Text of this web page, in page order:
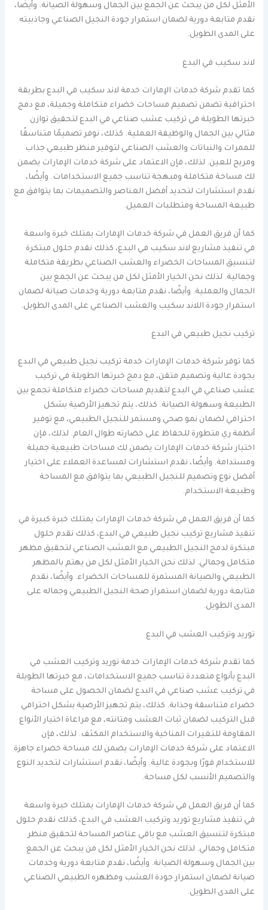
الأمثل لكل من يبحث عن الجمع بين الجمال وسهولة الصيانة. وأيضًا،
نقدم متابعة دورية لضمان استمرار جودة النجيل الصناعي وجاذبيته
على المدى الطويل.
لاند سكيب في البدع
كما تقدم شركة خدمات الإمارات خدمة لاند سكيب في البدع بطريقة
احترافية تضمن تصميم مساحات خضراء متكاملة وجميلة، مع دمج
خبرتها الطويلة في تركيب عشب صناعي في البدع لتحقيق توازن
مثالي بين الجمال والوظيفة العملية. كذلك، نوفر تصميمًا متناسقًا
للممرات والنباتات والعشب الصناعي لتوفير منظر طبيعي جذاب
ومريح للعين. لذلك، فإن الاعتماد على شركة خدمات الإمارات يضمن
لك مساحة متكاملة ومبهجة تناسب جميع الاستخدامات. وأيضًا،
نقدم استشارات لتحديد أفضل العناصر والتصميمات بما يتوافق مع
طبيعة المساحة ومتطلبات العميل.
كما أن فريق العمل في شركة خدمات الإمارات يمتلك خبرة واسعة
في تنفيذ مشاريع لاند سكيب في البدع، كذلك نقدم حلول مبتكرة
لتنسيق المساحات الخضراء والعشب الصناعي بطريقة متكاملة
وجمالية. لذلك نحن الخيار الأمثل لكل من يبحث عن الجمع بين
الجمال والعملية. وأيضًا، نقدم متابعة دورية وخدمات صيانة لضمان
استمرار جودة اللاند سكيب والعشب الصناعي على المدى الطويل.
تركيب نجيل طبيعي في البدع
كما توفر شركة خدمات الإمارات خدمة تركيب نجيل طبيعي في البدع
بجودة عالية وتصميم متقن، مع دمج خبرتها الطويلة في تركيب
عشب صناعي في البدع لتقديم مساحات خضراء متكاملة تجمع بين
الطبيعة وسهولة الصيانة. كذلك، يتم تجهيز الأرضية بشكل
احترافي لضمان نمو صحي ومستمر للنجيل الطبيعي، مع توفير
أنظمة ري متطورة للحفاظ على خضارته طوال العام. لذلك، فإن
اختيار شركة خدمات الإمارات يضمن لك مساحات طبيعية جميلة
ومستدامة. وأيضًا، نقدم استشارات لمساعدة العملاء على اختيار
أفضل نوع وتصميم للنجيل الطبيعي بما يتوافق مع المساحة
وطبيعة الاستخدام.
كما أن فريق العمل في شركة خدمات الإمارات يمتلك خبرة كبيرة في
تنفيذ مشاريع تركيب نجيل طبيعي في البدع، كذلك نقدم حلول
مبتكرة لدمج النجيل الطبيعي مع العشب الصناعي لتحقيق مظهر
متكامل وجمالي. لذلك نحن الخيار الأمثل لكل من يهتم بالمظهر
الطبيعي والصيانة المستمرة للمساحات الخضراء. وأيضًا، نقدم
متابعة دورية لضمان استمرار صحة النجيل الطبيعي وجماله على
المدى الطويل.
توريد وتركيب العشب في البدع
كما تقدم شركة خدمات الإمارات خدمة توريد وتركيب العشب في
البدع بأنواع متعددة تناسب جميع الاستخدامات، مع خبرتها الطويلة
في تركيب عشب صناعي في البدع لضمان الحصول على مساحة
خضراء متناسقة وجذابة. كذلك، يتم تجهيز الأرضية بشكل احترافي
قبل التركيب لضمان ثبات العشب ومتانته، مع مراعاة اختيار الأنواع
المقاومة للتغيرات المناخية والاستخدام المكثف. لذلك، فإن
الاعتماد على شركة خدمات الإمارات يضمن لك مساحة خضراء جاهزة
للاستخدام فورًا وبجودة عالية. وأيضًا، نقدم استشارات لتحديد النوع
والتصميم الأنسب لكل مساحة.
كما أن فريق العمل في شركة خدمات الإمارات يمتلك خبرة واسعة
في تنفيذ مشاريع توريد وتركيب العشب في البدع، كذلك نقدم حلول
مبتكرة لتنسيق العشب مع باقي عناصر المساحة لتحقيق منظر
متكامل وجمالي. لذلك نحن الخيار الأمثل لكل من يبحث عن الجمع
بين الجمال وسهولة الصيانة. وأيضًا، نقدم متابعة دورية وخدمات
صيانة لضمان استمرار جودة العشب ومظهره الطبيعي الصناعي
على المدى الطويل.